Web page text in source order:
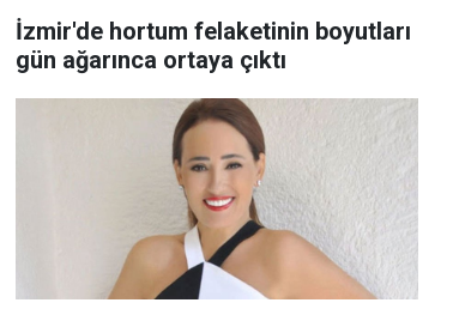
İzmir'de hortum felaketinin boyutları
gün ağarınca ortaya çıktı